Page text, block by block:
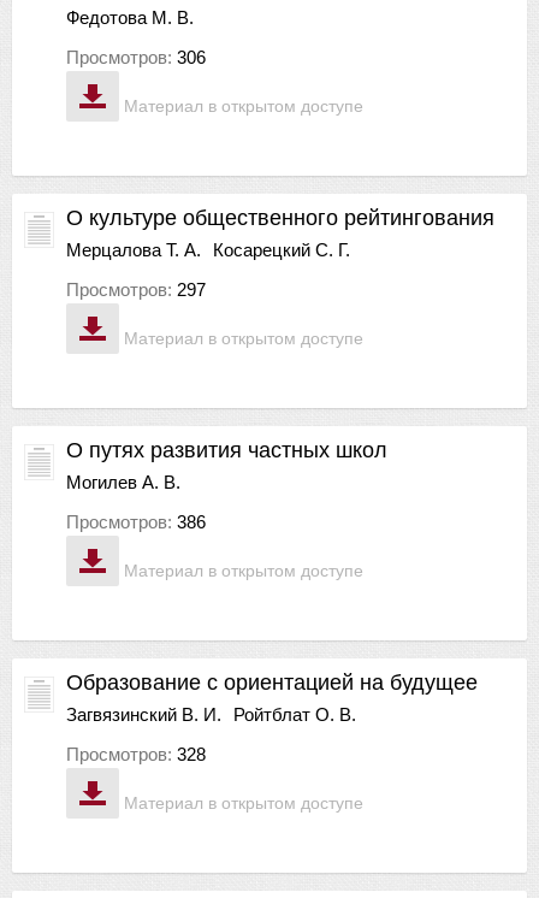
Материал в открытом доступе
Федотова М. В.
Просмотров: 306
Материал в открытом доступе
О культуре общественного рейтингования
Мерцалова Т. А.
Косарецкий С. Г.
Просмотров: 297
Материал в открытом доступе
О путях развития частных школ
Могилев А. В.
Просмотров: 386
Материал в открытом доступе
Образование с ориентацией на будущее
Загвязинский В. И.
Ройтблат О. В.
Просмотров: 328